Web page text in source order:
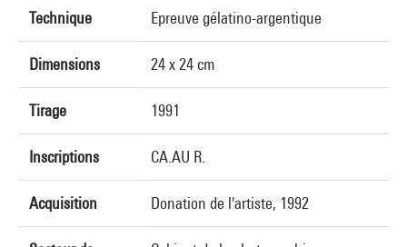
Technique Epreuve gélatino-argentique
Dimensions 24 x 24 cm
Tirage 1991
Inscriptions CA.AU R.
Acquisition Donation de l'artiste, 1992